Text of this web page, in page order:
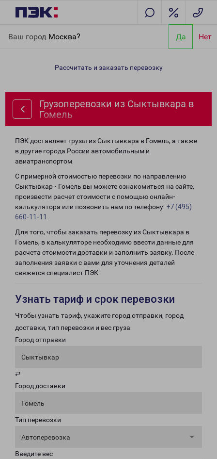
Ваш город Москва? Да Нет
Гомель
Рассчитать и заказать перевозку
Грузоперевозки из Сыктывкара в
Гомель
ПЭК доставляет грузы из Сыктывкара в Гомель, а также
в другие города России автомобильным и
авиатранспортом.
С примерной стоимостью перевозки по направлению
Сыктывкар - Гомель вы можете ознакомиться на сайте,
произвести расчет стоимости с помощью онлайн-
калькулятора или позвонить нам по телефону: +7 (495)
660-11-11
Для того, чтобы заказать перевозку из Сыктывкара в
Гомель, в калькуляторе необходимо ввести данные для
расчета стоимости доставки и заполнить заявку. После
заполнения заявки с вами для уточнения деталей
свяжется специалист ПЭК.
Узнать тариф и срок перевозки
Чтобы узнать тариф, укажите город отправки, город
доставки, тип перевозки и вес груза.
Город отправки
Сыктывкар
⇄
Город доставки
Гомель
Тип перевозки
Автоперевозка
Введите вес